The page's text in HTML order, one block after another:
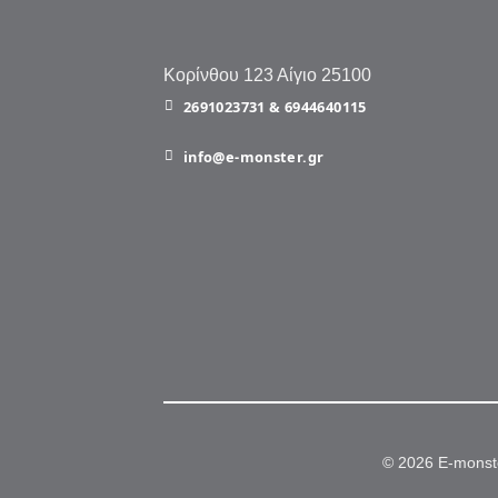
Κορίνθου 123 Αίγιο 25100
2691023731 & 6944640115
info@e-monster.gr
© 2026 E-